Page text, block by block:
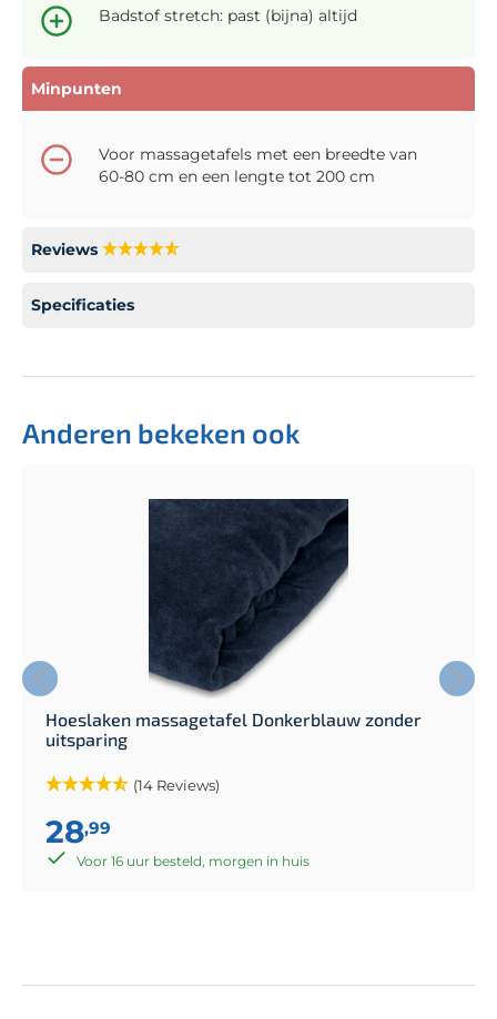
Badstof stretch: past (bijna) altijd
Minpunten
Voor massagetafels met een breedte van
60-80 cm en een lengte tot 200 cm
Reviews
Specificaties
Anderen bekeken ook
Hoeslaken massagetafel Donkerblauw zonder
uitsparing
(14 Reviews)
28,99
Voor 16 uur besteld, morgen in huis